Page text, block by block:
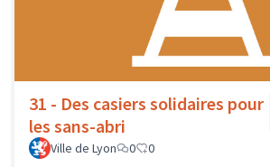
31 - Des casiers solidaires pour
les sans-abri
Ville de Lyon
0 0